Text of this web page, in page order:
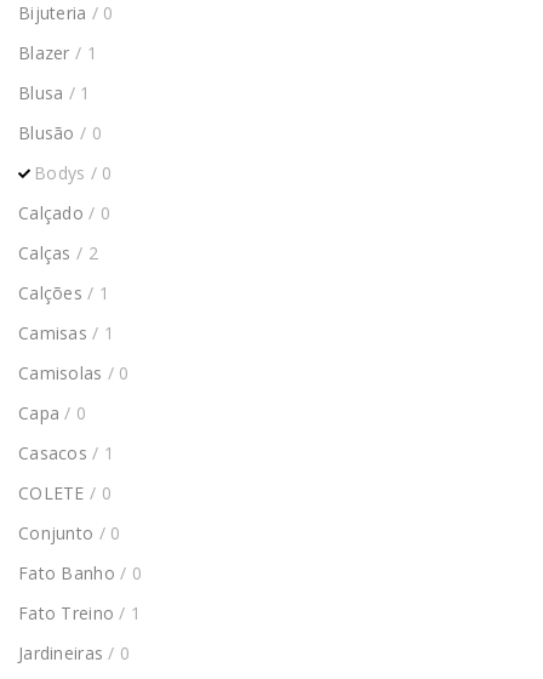
Bijuteria / 0
Blazer / 1
Blusa / 1
Blusão / 0
Bodys / 0
Calçado / 0
Calças / 2
Calções / 1
Camisas / 1
Camisolas / 0
Capa / 0
Casacos / 1
COLETE / 0
Conjunto / 0
Fato Banho / 0
Fato Treino / 1
Jardineiras / 0